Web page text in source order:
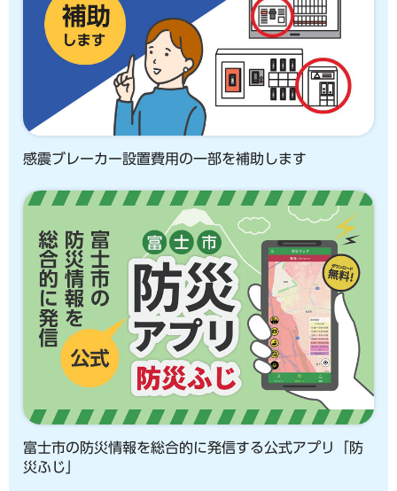
感震ブレーカー設置費用の一部を補助します
富士市の防災情報を総合的に発信する公式アプリ「防
災ふじ」